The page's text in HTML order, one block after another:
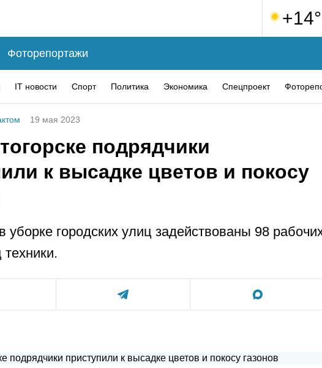
+14°
Фоторепортажи
IT новости Спорт Политика Экономика Спецпроект
19 мая 2023
подрядчики
к высадке цветов и покосу
уборке городских улиц задействованы 98